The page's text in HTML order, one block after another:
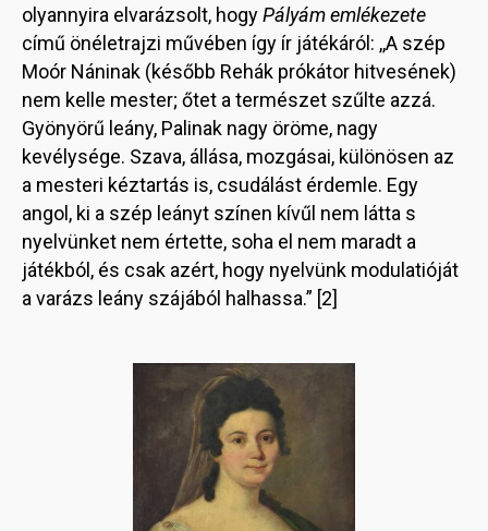
olyannyira elvarázsolt, hogyPályám emlékezete
című önéletrajzi művében így ír játékáról: ,,A szép
Moór Náninak (később Rehák prókátor hitvesének)
nem kelle mester; őtet a természet szűlte azzá.
Gyönyörű leány, Palinak nagy öröme, nagy
kevélysége. Szava, állása, mozgásai, különösen az
a mesteri kéztartás is, csudálást érdemle. Egy
angol, ki a szép leányt színen kívűl nem látta s
nyelvünket nem értette, soha el nem maradt a
játékból, és csak azért, hogy nyelvünk modulatióját
a varázs leány szájából halhassa.” [2]